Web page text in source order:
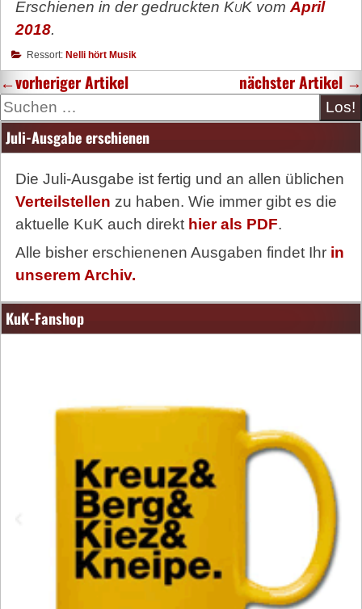
Erschienen in der gedruckten KuKvomApril
2018.
Ressort: Nelli hört Musik
←vorheriger Artikel nächster Artikel →
Suche
Juli-Ausgabe erschienen
Die Juli-Ausgabe ist fertig und an allen üblichen
Verteilstellen zu haben. Wie immer gibt es die
aktuelle KuK auch direkt hier als PDF.
Alle bisher erschienenen Ausgaben findet Ihr in
unserem Archiv.
KuK-Fanshop